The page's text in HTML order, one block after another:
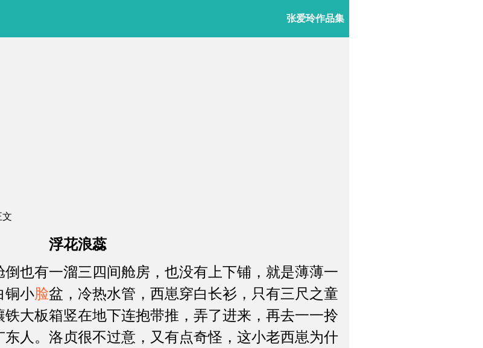
张爱玲作品集
文
浮花浪蕊
有一溜三四间舱房，也没有上下铺，就是薄薄一
铜小脸盆，冷热水管，西崽穿白长衫，只有三尺之童
铁大板箱竖在地下连抱带推，弄了进来，再去一一拎
人。洛贞很不过意，又有点奇怪，这小老西崽为什